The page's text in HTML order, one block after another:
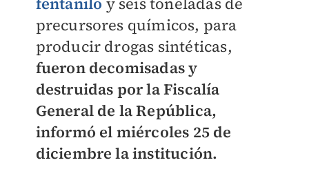
precursores químicos, para
producir drogas sintéticas,
fueron decomisadas y
destruidas por la Fiscalía
General de la República,
informó el miércoles 25 de
diciembre la institución.